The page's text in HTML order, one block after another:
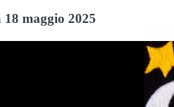
18 maggio 2025